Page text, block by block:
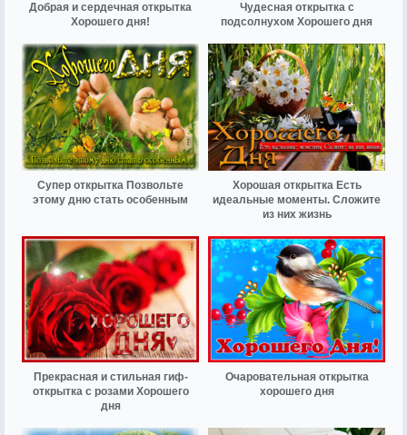
Добрая и сердечная открытка
Хорошего дня!
Чудесная открытка с
подсолнухом Хорошего дня
Супер открытка Позвольте
этому дню стать особенным
Хорошая открытка Есть
идеальные моменты. Сложите
из них жизнь
Прекрасная и стильная гиф-
открытка с розами Хорошего
дня
Очаровательная открытка
хорошего дня